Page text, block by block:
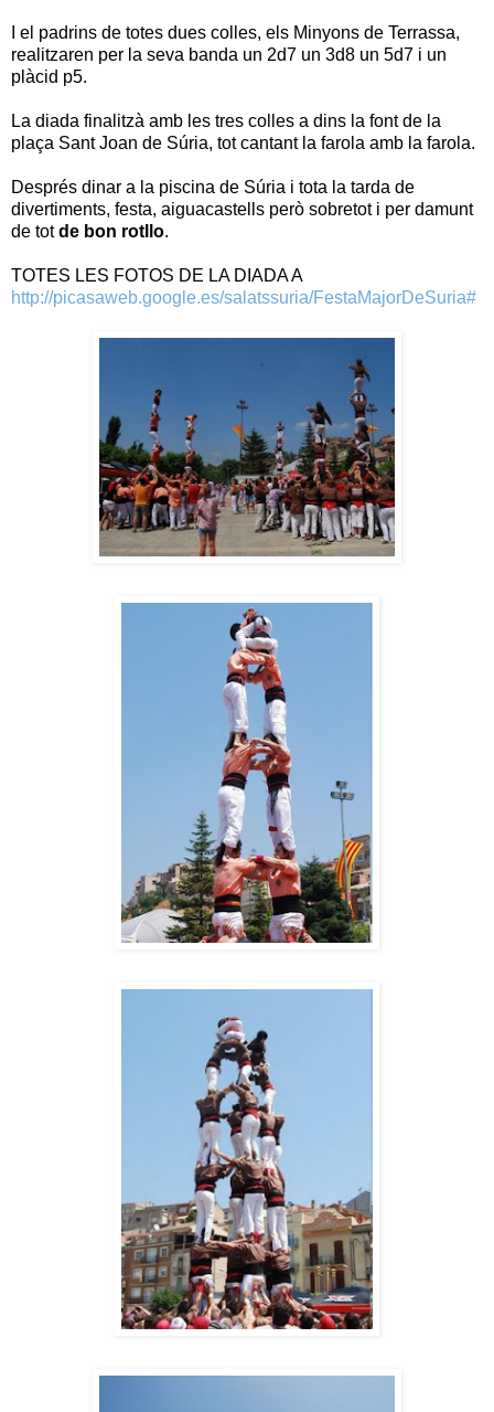
I el padrins de totes dues colles, els Minyons de Terrassa,
realitzaren per la seva banda un 2d7 un 3d8 un 5d7 i un
plàcid p5.
La diada finalitzà amb les tres colles a dins la font de la
plaça Sant Joan de Súria, tot cantant la farola amb la farola.
Després dinar a la piscina de Súria i tota la tarda de
divertiments, festa, aiguacastells però sobretot i per damunt
de totde bon rotllo.
TOTES LES FOTOS DE LA DIADA A
http://picasaweb.google.es/salatssuria/FestaMajorDeSuria#